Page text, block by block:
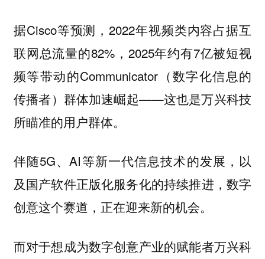
据Cisco等预测，2022年视频类内容占据互
联网总流量的82%，2025年约有7亿被短视
频等带动的Communicator（数字化信息的
传播者）群体加速崛起——这也是万兴科技
所瞄准的用户群体。
伴随5G、AI等新一代信息技术的发展，以
及国产软件正版化服务化的持续推进，数字
创意这个赛道，正在迎来新的机会。
而对于想成为数字创意产业的赋能者万兴科